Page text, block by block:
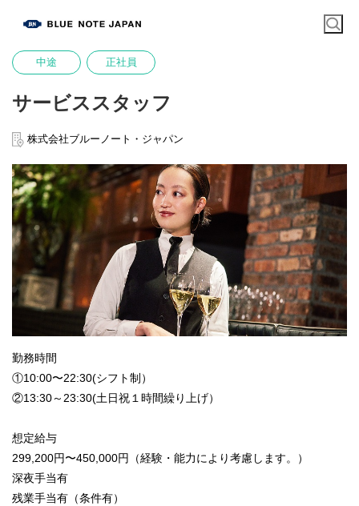
中途 正社員
サービススタッフ
株式会社ブルーノート・ジャパン
勤務時間
①10:00〜22:30(シフト制）
②13:30～23:30(土日祝１時間繰り上げ）
想定給与
299,200円〜450,000円（経験・能力により考慮します。）
深夜手当有
残業手当有（条件有）